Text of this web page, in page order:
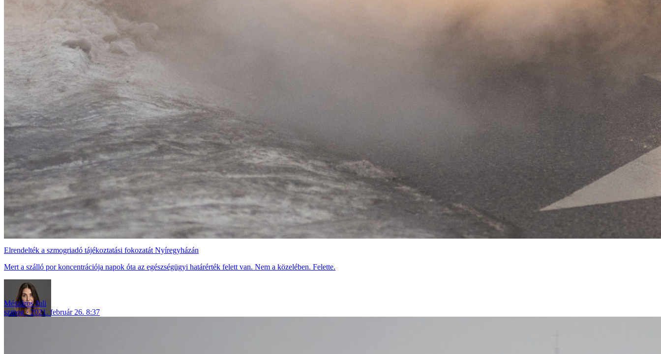
Elrendelték a szmogriadó tájékoztatási fokozatát Nyíregyházán
Mert a szálló por koncentrációja napok óta az egészségügyi határérték felett van. Nem a közelében. Felette.
Mészáros Juli
szmog
2021. február 26. 8:37